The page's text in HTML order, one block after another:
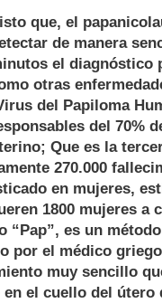
que, el
de manera
el diagnóstico
otras
del Papiloma
del 70%
Que es la
270.000
en mujeres,
1800 mujeres a
es un
por el médico
muy sencillo
el cuello del